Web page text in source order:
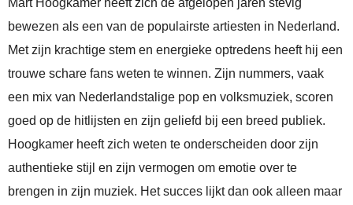
Mart Hoogkamer heeft zich de afgelopen jaren stevig
bewezen als een van de populairste artiesten in Nederland.
Met zijn krachtige stem en energieke optredens heeft hij een
trouwe schare fans weten te winnen. Zijn nummers, vaak
een mix van Nederlandstalige pop en volksmuziek, scoren
goed op de hitlijsten en zijn geliefd bij een breed publiek.
Hoogkamer heeft zich weten te onderscheiden door zijn
authentieke stijl en zijn vermogen om emotie over te
brengen in zijn muziek. Het succes lijkt dan ook alleen maar